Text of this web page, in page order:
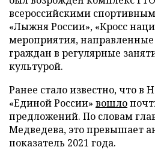
всероссийскими
«Лыжня России», «Кросс
мероприятия,
граждан в регулярные
культурой.
Ранее стало известно, что
«Единой России» вошло
предложений. По словам
Медведева, это превышает
показатель 2021 года.